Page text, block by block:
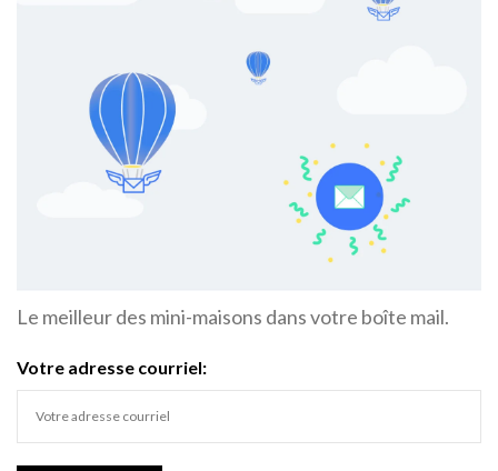
Le meilleur des mini-maisons dans votre boîte mail.
Votre adresse courriel: